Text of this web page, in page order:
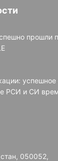
прошли
успешное
РСИ и СИ
050052,